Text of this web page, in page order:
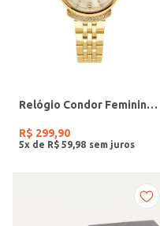
Relógio Condor Feminino DOURADO
R$ 299,90
5x de R$ 59 98